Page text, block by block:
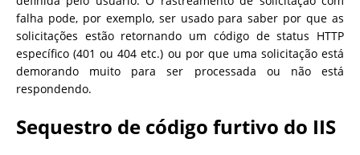
falha pode, por exemplo, ser usado para saber por que as
solicitações estão retornando um código de status HTTP
específico (401 ou 404 etc.) ou por que uma solicitação está
demorando muito para ser processada ou não está
respondendo.
Sequestro de código furtivo do IIS